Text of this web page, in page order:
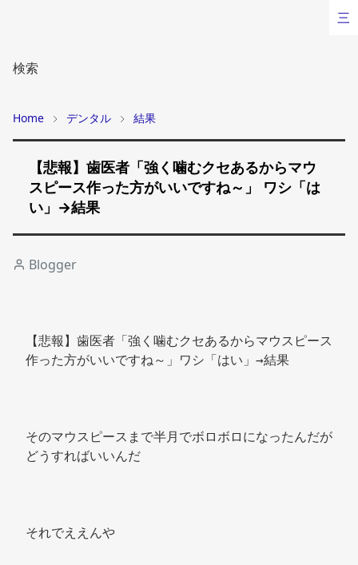
検索
Home デンタル 結果
【悲報】歯医者「強く噛むクセあるからマウ
スピース作った方がいいですね～」 ワシ「は
い」→結果
Blogger
【悲報】歯医者「強く噛むクセあるからマウスピース
作った方がいいですね～」ワシ「はい」→結果
そのマウスピースまで半月でボロボロになったんだが
どうすればいいんだ
それでええんや
三